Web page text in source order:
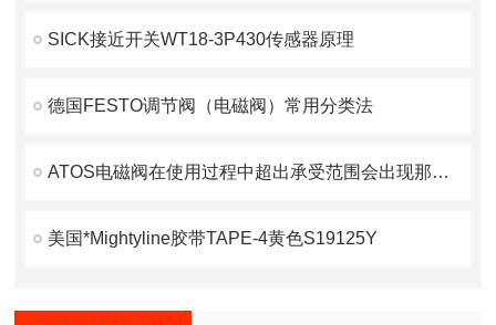
SICK接近开关WT18-3P430传感器原理
德国FESTO调节阀（电磁阀）常用分类法
ATOS电磁阀在使用过程中超出承受范围会出现那些情况
美国*Mightyline胶带TAPE-4黄色S19125Y